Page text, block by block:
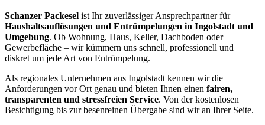
Schanzer Packesel ist Ihr zuverlässiger Ansprechpartner für
Haushaltsauflösungen und Entrümpelungen in Ingolstadt und
Umgebung. Ob Wohnung, Haus, Keller, Dachboden oder
Gewerbefläche – wir kümmern uns schnell, professionell und
diskret um jede Art von Entrümpelung.
Als regionales Unternehmen aus Ingolstadt kennen wir die
Anforderungen vor Ort genau und bieten Ihnen einen fairen,
transparenten und stressfreien Service. Von der kostenlosen
Besichtigung bis zur besenreinen Übergabe sind wir an Ihrer Seite.